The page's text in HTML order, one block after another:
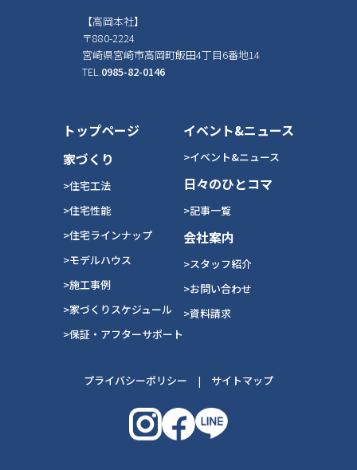
【高岡本社】
〒880-2224
宮崎県宮崎市高岡町飯田4丁目6番地14
TEL. 0985-82-0146
トップページ
家づくり
>住宅工法
>住宅性能
>住宅ラインナップ
>モデルハウス
>施工事例
>家づくりスケジュール
>保証・アフターサポート
イベント&ニュース
>イベント&ニュース
日々のひとコマ
>記事一覧
会社案内
>スタッフ紹介
>お問い合わせ
>資料請求
プライバシーポリシー | サイトマップ